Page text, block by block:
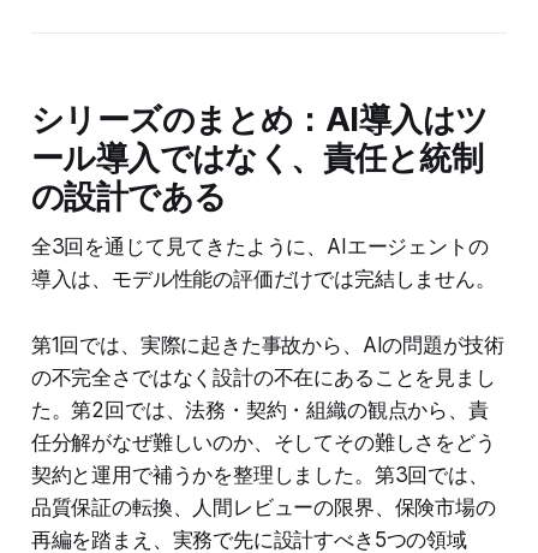
シリーズのまとめ：AI導入はツ
ール導入ではなく、責任と統制
の設計である
全3回を通じて見てきたように、AIエージェントの
導入は、モデル性能の評価だけでは完結しません。
第1回では、実際に起きた事故から、AIの問題が技術
の不完全さではなく設計の不在にあることを見まし
た。第2回では、法務・契約・組織の観点から、責
任分解がなぜ難しいのか、そしてその難しさをどう
契約と運用で補うかを整理しました。第3回では、
品質保証の転換、人間レビューの限界、保険市場の
再編を踏まえ、実務で先に設計すべき5つの領域